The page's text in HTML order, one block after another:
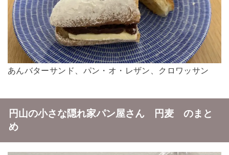
あんバターサンド、パン・オ・レザン、クロワッサン
円山の小さな隠れ家パン屋さん 円麦 のまと
め